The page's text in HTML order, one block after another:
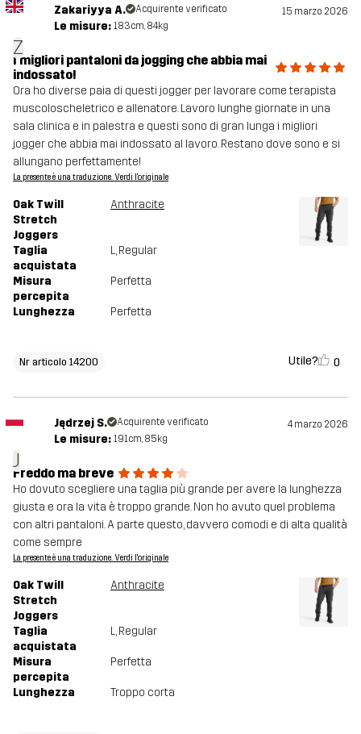
Z
Zakariyya A. Acquirente verificato 15 marzo 2026
Le misure: 183cm, 84kg
I migliori pantaloni da jogging che abbia mai
indossato!
Ora ho diverse paia di questi jogger per lavorare come terapista
muscoloscheletrico e allenatore. Lavoro lunghe giornate in una
sala clinica e in palestra e questi sono di gran lunga i migliori
jogger che abbia mai indossato al lavoro. Restano dove sono e si
allungano perfettamente!
La presente è una traduzione. Verdi l'originale
Oak Twill
Stretch
Joggers
Anthracite
Taglia
acquistata
L, Regular
Misura
percepita
Perfetta
Lunghezza Perfetta
Nr articolo 14200 Utile? 0
J
Jędrzej S. Acquirente verificato 4 marzo 2026
Le misure: 191cm, 85kg
Freddo ma breve
Ho dovuto scegliere una taglia più grande per avere la lunghezza
giusta e ora la vita è troppo grande. Non ho avuto quel problema
con altri pantaloni. A parte questo, davvero comodi e di alta qualità
come sempre
La presente è una traduzione. Verdi l'originale
Oak Twill
Stretch
Joggers
Anthracite
Taglia
acquistata
L, Regular
Misura
percepita
Perfetta
Lunghezza Troppo corta